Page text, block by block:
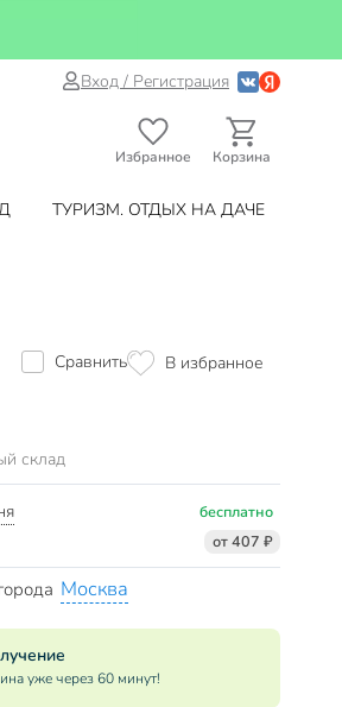
Вход / Регистрация
Избранное Корзина
ТУРИЗМ. ОТДЫХ НА ДАЧЕ
Сравнить В избранное
склад
бесплатно
от 407 ₽
Москва
уже через 60 минут!